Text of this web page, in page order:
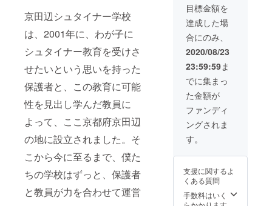
京田辺シュタイナー学校
は、2001年に、わが子に
シュタイナー教育を受けさ
せたいという思いを持った
保護者と、この教育に可能
性を見出し学んだ教員に
よって、ここ京都府京田辺
の地に設立されました。そ
こから今に至るまで、僕た
ちの学校はずっと、保護者
と教員が力を合わせて運営
目標金額を
達成した場
合にのみ、
2020/08/23
23:59:59ま
でに集まっ
た金額が
ファンディ
ングされま
す。
支援に関するよ
くある質問
手数料はいく